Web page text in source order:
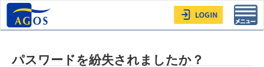
パスワードを紛失されましたか？